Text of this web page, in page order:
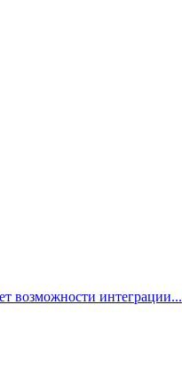
возможности интеграции...